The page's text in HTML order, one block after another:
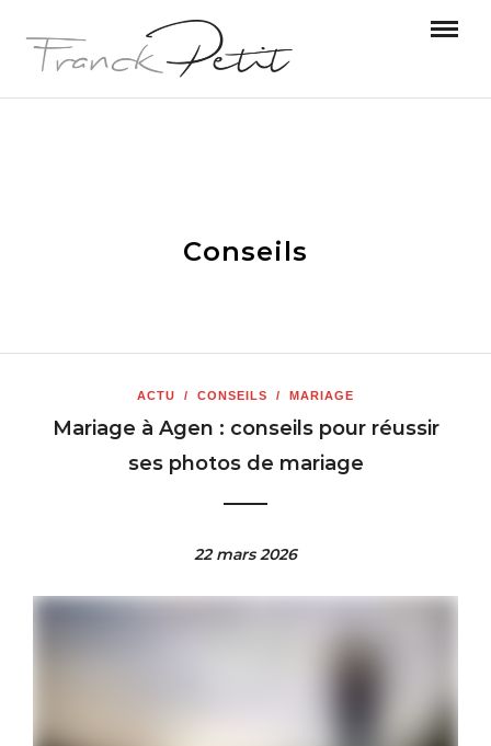
Conseils
ACTU / CONSEILS / MARIAGE
Mariage à Agen : conseils pour réussir
ses photos de mariage
22 mars 2026